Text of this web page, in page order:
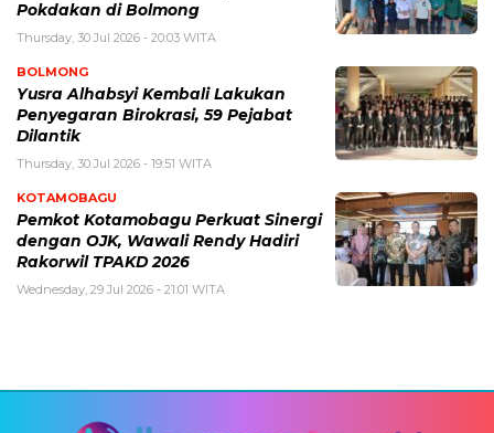
Pokdakan di Bolmong
Thursday, 30 Jul 2026 - 20:03 WITA
BOLMONG
Yusra Alhabsyi Kembali Lakukan
Penyegaran Birokrasi, 59 Pejabat
Dilantik
Thursday, 30 Jul 2026 - 19:51 WITA
KOTAMOBAGU
Pemkot Kotamobagu Perkuat Sinergi
dengan OJK, Wawali Rendy Hadiri
Rakorwil TPAKD 2026
Wednesday, 29 Jul 2026 - 21:01 WITA